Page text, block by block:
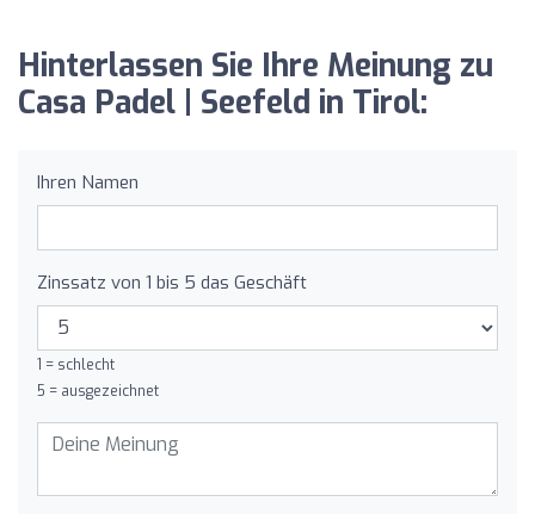
Hinterlassen Sie Ihre Meinung zu
Casa Padel | Seefeld in Tirol:
Ihren Namen
Zinssatz von 1 bis 5 das Geschäft
1 = schlecht
5 = ausgezeichnet